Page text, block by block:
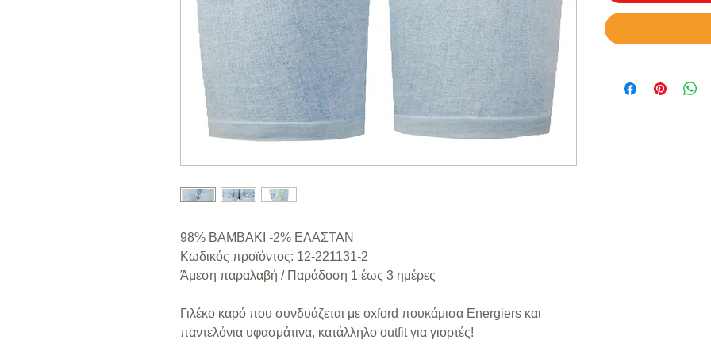
98% ΒΑΜΒΑΚΙ -2% ΕΛΑΣΤΑΝ
Κωδικός προϊόντος: 12-221131-2
Άμεση παραλαβή / Παράδoση 1 έως 3 ημέρες
Γιλέκο καρό που συνδυάζεται με oxford πουκάμισα Energiers και
παντελόνια υφασμάτινα, κατάλληλο outfit για γιορτές!